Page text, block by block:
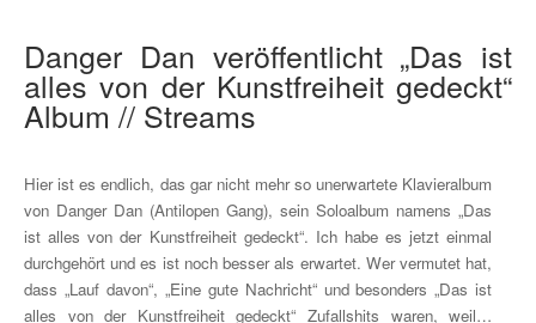
Danger Dan veröffentlicht „Das ist
alles von der Kunstfreiheit gedeckt“
Album // Streams
Hier ist es endlich, das gar nicht mehr so unerwartete Klavieralbum
von Danger Dan (Antilopen Gang), sein Soloalbum namens „Das
ist alles von der Kunstfreiheit gedeckt“. Ich habe es jetzt einmal
durchgehört und es ist noch besser als erwartet. Wer vermutet hat,
dass „Lauf davon“, „Eine gute Nachricht“ und besonders „Das ist
alles von der Kunstfreiheit gedeckt“ Zufallshits waren, weil…